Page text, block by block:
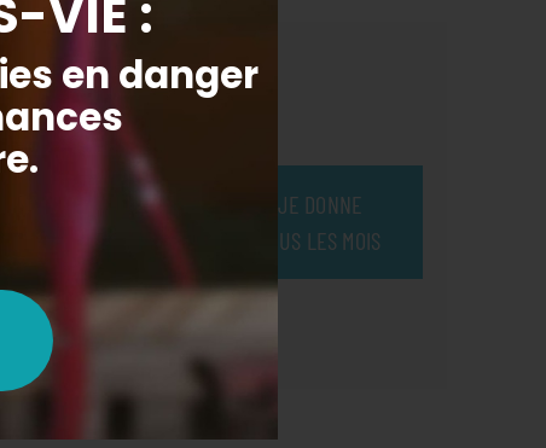
étape de
après
des
un psychologue
des
JE DONNE
TOUS LES MOIS